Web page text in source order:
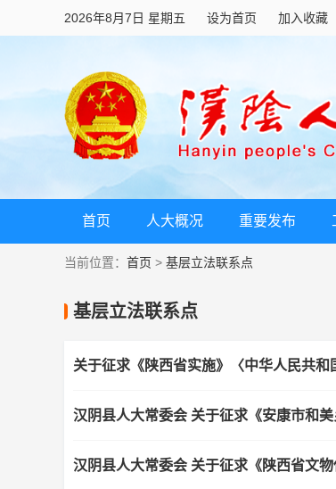
2026年8月7日 星期五 设为首页 加入收藏
首页 人大概况 重要发布
当前位置： 首页 > 基层立法联系点
基层立法联系点
汉阴县人大常委会 关于征求《安康市和
汉阴县人大常委会 关于征求《陕西省文